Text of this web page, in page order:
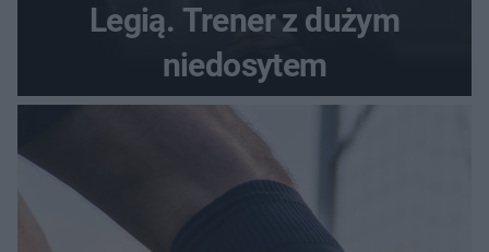
Legią. Trener z dużym
niedosytem